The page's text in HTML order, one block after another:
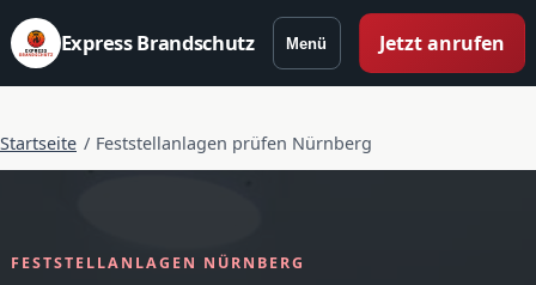
Express Brandschutz Menü Jetzt anrufen
Startseite / Feststellanlagen prüfen Nürnberg
FESTSTELLANLAGEN NÜRNBERG